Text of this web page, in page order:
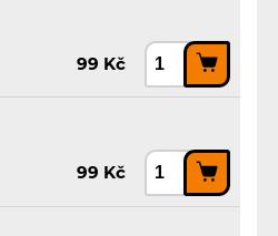
99 Kč
99 Kč